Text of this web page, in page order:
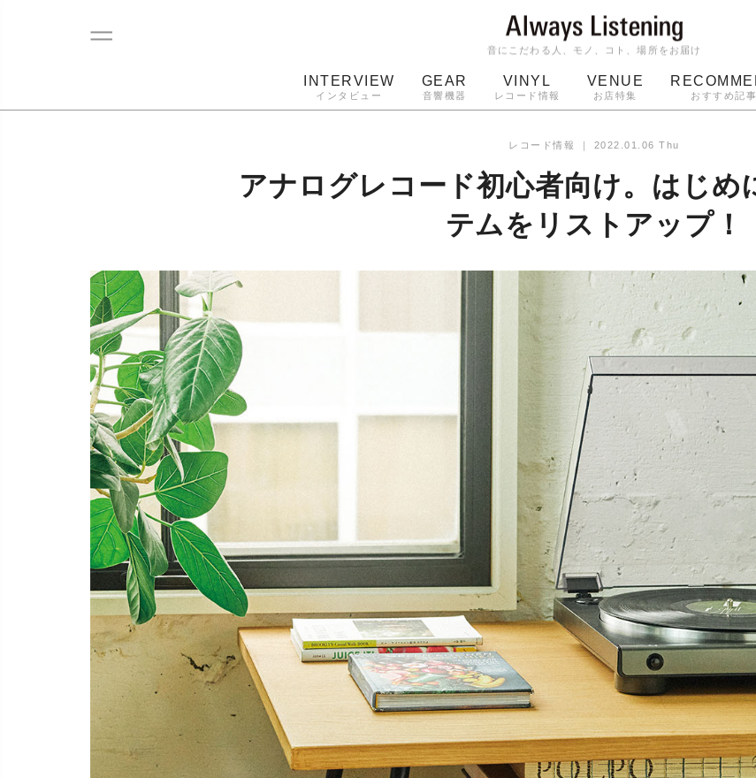
音にこだわる人、モノ、コト、場所をお届け
INTERVIEW
インタビュー
GEAR
音響機器
VINYL
レコード情報
VENUE
お店特集 おすすめ記事
ターンテーブル
レコード情報 ｜ 2022.01.06 Thu
アナログレコード初心者向け。はじめ
テムをリストアップ！